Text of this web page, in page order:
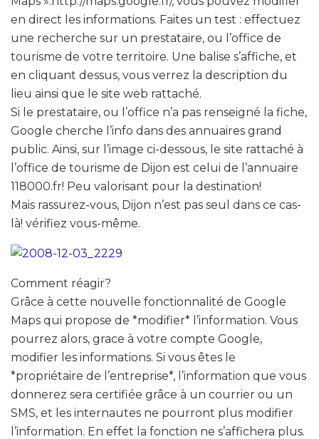
en direct les informations. Faites un test : effectuez
une recherche sur un prestataire, ou l’office de
tourisme de votre territoire. Une balise s’affiche, et
en cliquant dessus, vous verrez la description du
lieu ainsi que le site web rattaché.
Si le prestataire, ou l’office n’a pas renseigné la fiche,
Google cherche l’info dans des annuaires grand
public. Ainsi, sur l’image ci-dessous, le site rattaché à
l’office de tourisme de Dijon est celui de l’annuaire
118000.fr! Peu valorisant pour la destination!
Mais rassurez-vous, Dijon n’est pas seul dans ce cas-
là! vérifiez vous-même.
Comment réagir?
Grâce à cette nouvelle fonctionnalité de Google
Maps qui propose de *modifier* l’information. Vous
pourrez alors, grace à votre compte Google,
modifier les informations. Si vous êtes le
*propriétaire de l’entreprise*, l’information que vous
donnerez sera certifiée grâce à un courrier ou un
SMS, et les internautes ne pourront plus modifier
l’information. En effet la fonction ne s’affichera plus.